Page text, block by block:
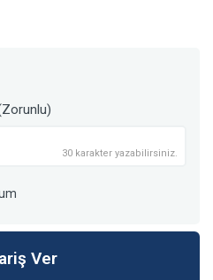
30 karakter yazabilirsiniz.